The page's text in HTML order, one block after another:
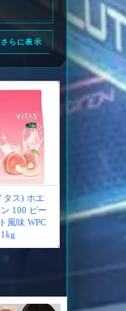
さらに表示
タス) ホエ
100 ピー
風味 WPC